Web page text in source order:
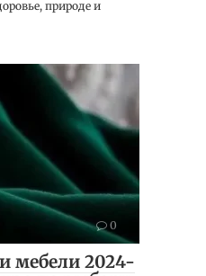
природе и
0
мебели 2024-